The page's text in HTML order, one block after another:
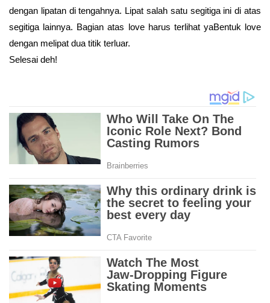
dengan lipatan di tengahnya. Lipat salah satu segitiga ini di atas
segitiga lainnya. Bagian atas love harus terlihat yaBentuk love
dengan melipat dua titik terluar.
Selesai deh!